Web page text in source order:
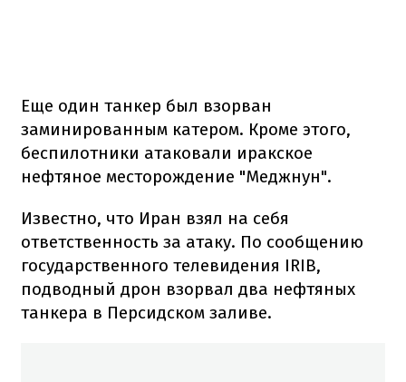
Еще один танкер был взорван
заминированным катером. Кроме этого,
беспилотники атаковали иракское
нефтяное месторождение "Меджнун".
Известно, что Иран взял на себя
ответственность за атаку. По сообщению
государственного телевидения IRIB,
подводный дрон взорвал два нефтяных
танкера в Персидском заливе.